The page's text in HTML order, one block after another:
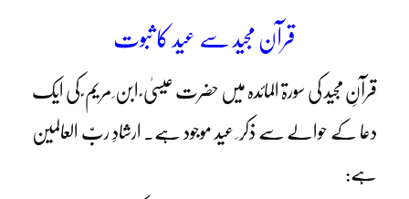
قرآن مجید سے عید کا ثبوت
قرآنِ مجید کی سورۃ المائدہ میں حضرت عیسیٰ ؑ ابن ِ مریم ؑ کی ایک
دعا کے حوالے سے ذکر ِ عید موجود ہے۔ ارشادِ ربّ العالمین
ہے: